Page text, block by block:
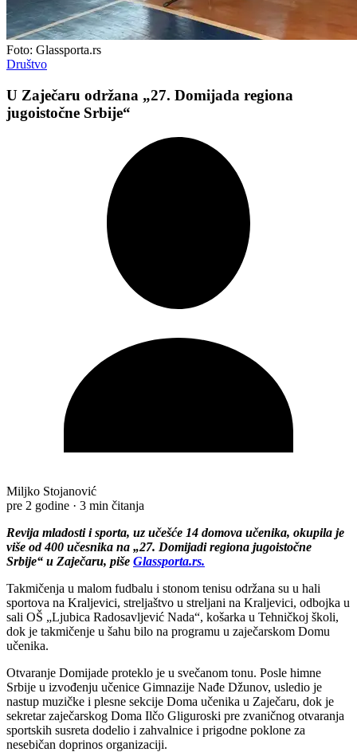
Foto: Glassporta.rs
Društvo
U Zaječaru održana „27. Domijada regiona
jugoistočne Srbije“
Miljko Stojanović
pre 2 godine · 3 min čitanja
Revija mladosti i sporta, uz učešće 14 domova učenika, okupila je
više od 400 učesnika na „27. Domijadi regiona jugoistočne
Srbije“ u Zaječaru, piše Glassporta.rs.
Takmičenja u malom fudbalu i stonom tenisu održana su u hali
sportova na Kraljevici, streljaštvo u streljani na Kraljevici, odbojka u
sali OŠ „Ljubica Radosavljević Nada“, košarka u Tehničkoj školi,
dok je takmičenje u šahu bilo na programu u zaječarskom Domu
učenika.
Otvaranje Domijade proteklo je u svečanom tonu. Posle himne
Srbije u izvođenju učenice Gimnazije Nađe Džunov, usledio je
nastup muzičke i plesne sekcije Doma učenika u Zaječaru, dok je
sekretar zaječarskog Doma Ilčo Gliguroski pre zvaničnog otvaranja
sportskih susreta dodelio i zahvalnice i prigodne poklone za
nesebičan doprinos organizaciji.